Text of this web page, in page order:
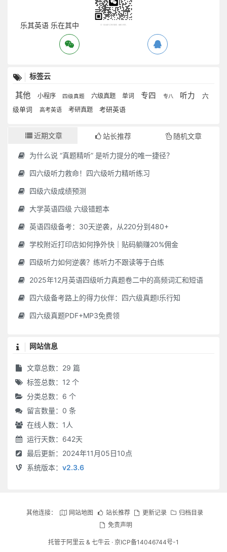
乐其英语 乐在其中
标签云
其他 小程序 四级真题 六级真题 单词 专四 专八 听力
六
级单词
高考英语 考研真题 考研英语
近期文章 站长推荐 随机文章
为什么说 “真题精听” 是听力提分的唯一捷径？
四六级听力救命！四六级听力精听练习
四级六级成绩预测
大学英语四级 六级错题本
英语四级备考：30天逆袭，从220分到480+
学校附近打印店如何挣外快｜贴码躺赚20%佣金
四级听力如何逆袭？练听力不跟读等于白练
2025年12月英语四级听力真题卷二中的高频词汇和短语
四六级备考路上的得力伙伴：四六级真题I乐行知
四六级真题PDF+MP3免费领
网站信息
文章总数：29 篇
标签总数：12 个
分类总数：6 个
留言数量：0 条
在线人数： 1 人
运行天数：642天
最后更新：2024年11月05日10点
系统版本： v2.3.6
其他连接： 网站地图 站长推荐 更新记录
归档目录
免责声明
托管于阿里云 & 七牛云 · 京ICP备14046744号-1